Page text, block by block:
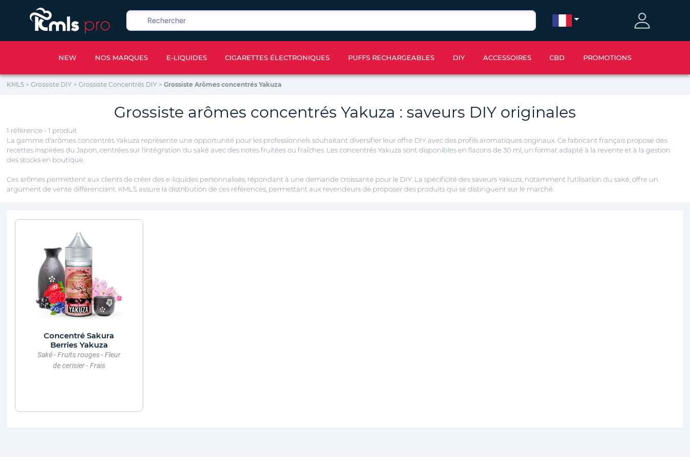
NEW NOS MARQUES E-LIQUIDES CIGARETTES ÉLECTRONIQUES PUFFS RECHARGEABLES DIY ACCESSOIRES CBD PROMOTIONS
KMLS > Grossiste DIY > Grossiste Concentrés DIY > Grossiste Arômes concentrés Yakuza
Grossiste arômes concentrés Yakuza : saveurs DIY originales
1 référence - 1 produit
La gamme d'arômes concentrés Yakuza représente une opportunité pour les professionnels souhaitant diversifier leur offre DIY avec des profils aromatiques originaux. Ce fabricant français propose des
recettes inspirées du Japon, centrées sur l'intégration du saké avec des notes fruitées ou fraîches. Les concentrés Yakuza sont disponibles en flacons de 30 ml, un format adapté à la revente et à la gestion
des stocks en boutique.
Ces arômes permettent aux clients de créer des e-liquides personnalisés, répondant à une demande croissante pour le DIY. La spécificité des saveurs Yakuza, notamment l'utilisation du saké, offre un
argument de vente différenciant. KMLS assure la distribution de ces références, permettant aux revendeurs de proposer des produits qui se distinguent sur le marché.
Concentré Sakura
Berries Yakuza
Saké - Fruits rouges - Fleur
de cerisier - Frais